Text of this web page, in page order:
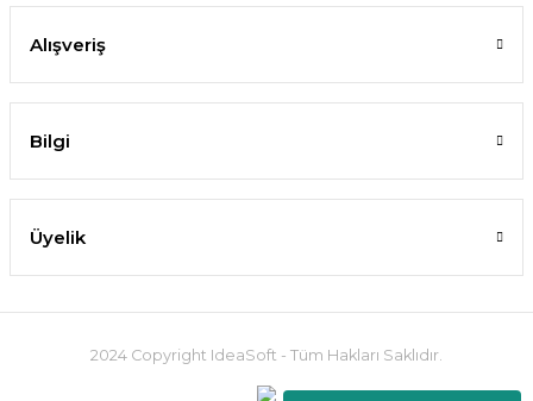
Alışveriş
Bilgi
Üyelik
2024 Copyright IdeaSoft - Tüm Hakları Saklıdır.